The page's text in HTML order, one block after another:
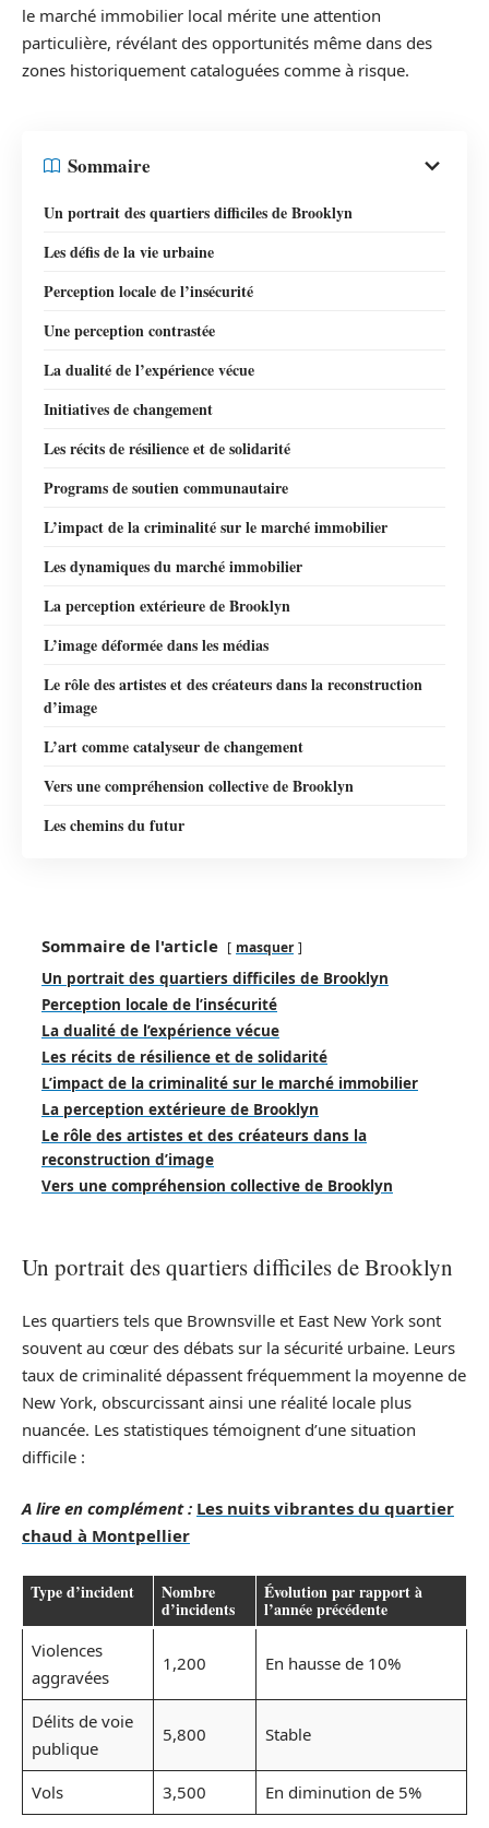
le marché immobilier local mérite une attention
particulière, révélant des opportunités même dans des
zones historiquement cataloguées comme à risque.
Sommaire
Un portrait des quartiers difficiles de Brooklyn
Les défis de la vie urbaine
Perception locale de l’insécurité
Une perception contrastée
La dualité de l’expérience vécue
Initiatives de changement
Les récits de résilience et de solidarité
Programs de soutien communautaire
L’impact de la criminalité sur le marché immobilier
Les dynamiques du marché immobilier
La perception extérieure de Brooklyn
L’image déformée dans les médias
Le rôle des artistes et des créateurs dans la reconstruction
d’image
L’art comme catalyseur de changement
Vers une compréhension collective de Brooklyn
Les chemins du futur
Sommaire de l'article masquer
Un portrait des quartiers difficiles de Brooklyn
Perception locale de l’insécurité
La dualité de l’expérience vécue
Les récits de résilience et de solidarité
L’impact de la criminalité sur le marché immobilier
La perception extérieure de Brooklyn
Le rôle des artistes et des créateurs dans la
reconstruction d’image
Vers une compréhension collective de Brooklyn
Un portrait des quartiers difficiles de Brooklyn
Les quartiers tels que Brownsville et East New York sont
souvent au cœur des débats sur la sécurité urbaine. Leurs
taux de criminalité dépassent fréquemment la moyenne de
New York, obscurcissant ainsi une réalité locale plus
nuancée. Les statistiques témoignent d’une situation
difficile :
A lire en complément : Les nuits vibrantes du quartier
chaud à Montpellier
Type d’incident Nombre
d’incidents
Évolution par rapport à
l’année précédente
Violences
aggravées
1,200 En hausse de 10%
Délits de voie
publique
5,800 Stable
Vols 3,500 En diminution de 5%